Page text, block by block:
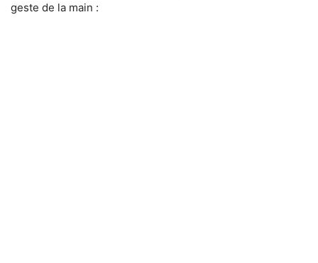
geste de la main :